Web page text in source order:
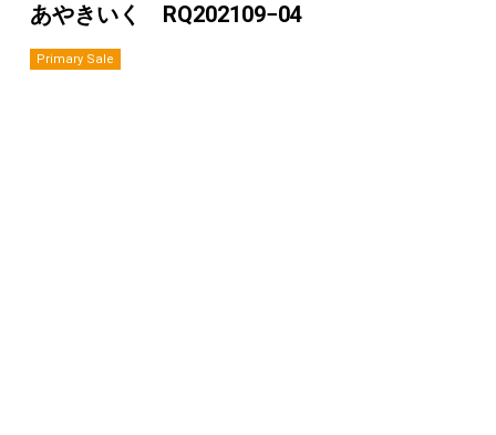
あやきいく RQ202109−04
Primary Sale